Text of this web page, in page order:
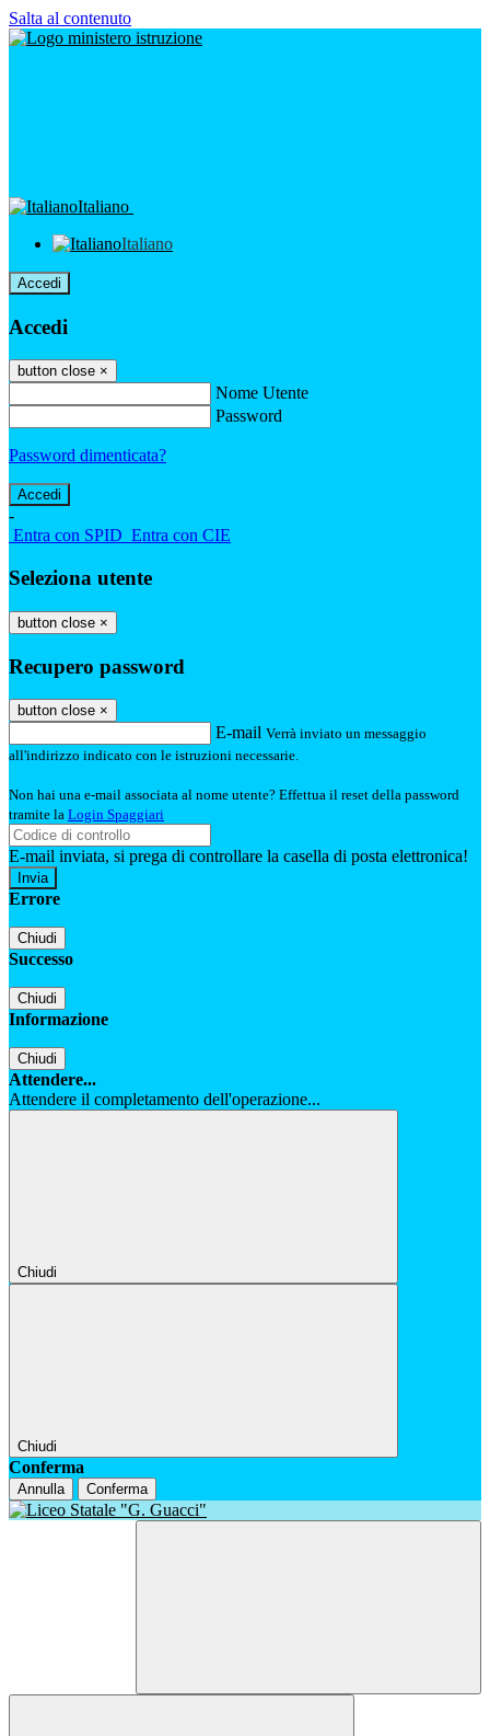
Salta al contenuto
Italiano
Italiano
Accedi
Accedi
button close ×
Nome Utente
Password
Password dimenticata?
-
Entra con SPID Entra con CIE
Seleziona utente
button close ×
Recupero password
button close ×
E-mail Verrà inviato un messaggio
all'indirizzo indicato con le istruzioni necessarie.
Non hai una e-mail associata al nome utente? Effettua il reset della password
tramite la Login Spaggiari
E-mail inviata, si prega di controllare la casella di posta elettronica!
Errore
Chiudi
Successo
Chiudi
Informazione
Chiudi
Attendere...
Attendere il completamento dell'operazione...
Chiudi
Chiudi
Conferma
Annulla Conferma